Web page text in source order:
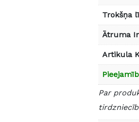
Trokšņa
Ātruma
Artikula
Par